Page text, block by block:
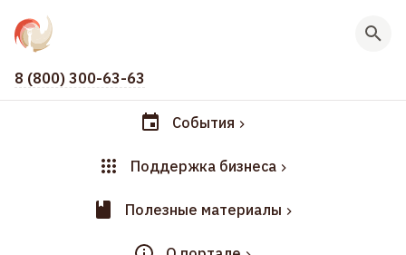
8 (800) 300-63-63
События
Поддержка бизнеса
Полезные материалы